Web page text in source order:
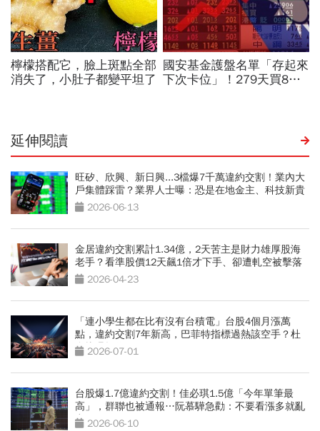
延伸閱讀
旺矽、欣興、新日興...3檔爆7千萬違約交割！業內大
戶集體踩雷？業界人士曝：恐是在地金主、科技新貴
2026-06-13
金居違約交割累計1.34億，2天苦主是財力雄厚股海
老手？看準股價12天飆1倍才下手、卻遭軋空被擊落
2026-04-23
「連小學生都在比有沒有台積電」台股4個月漲萬
點，違約交割7年新高，巴菲特指標過熱該空手？杜
金龍曝操作
2026-07-01
台股爆1.7億違約交割！佳必琪1.5億「今年單筆最
高」，群聯也被通報…阮慕驊急勸：不要看漲多就亂
空 2026-06-10